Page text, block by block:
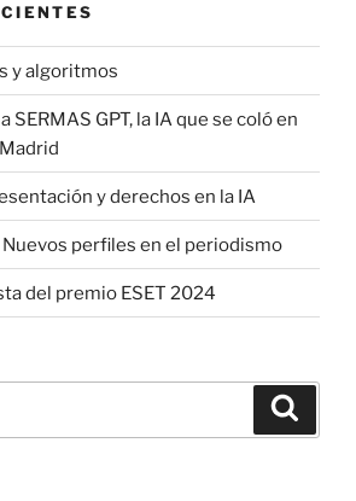
y algoritmos
SERMAS GPT, la IA que se coló en
y derechos en la IA
Nuevos perfiles en el periodismo
del premio ESET 2024